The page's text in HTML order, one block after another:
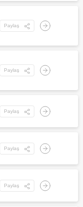
Paylaş
Paylaş
Paylaş
Paylaş
Paylaş